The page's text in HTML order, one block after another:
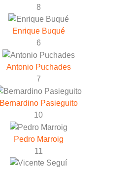
8
Enrique Buqué
6
Antonio Puchades
7
Bernardino Pasieguito
10
Pedro Marroig
11